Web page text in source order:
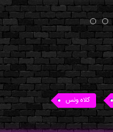
کلاه ونس